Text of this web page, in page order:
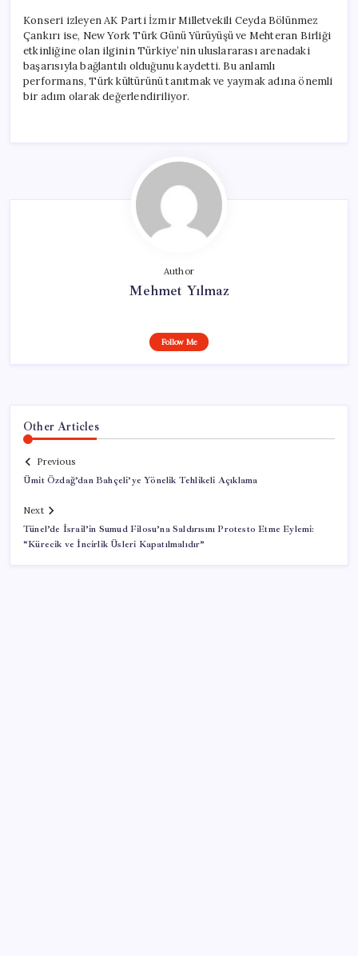
Konseri izleyen AK Parti İzmir Milletvekili Ceyda Bölünmez
Çankırı ise, New York Türk Günü Yürüyüşü ve Mehteran Birliği
etkinliğine olan ilginin Türkiye’nin uluslararası arenadaki
başarısıyla bağlantılı olduğunu kaydetti. Bu anlamlı
performans, Türk kültürünü tanıtmak ve yaymak adına önemli
bir adım olarak değerlendiriliyor.
Author
Mehmet Yılmaz
Follow Me
Other Articles
Previous
Ümit Özdağ’dan Bahçeli’ye Yönelik Tehlikeli Açıklama
Next
Tünel’de İsrail’in Sumud Filosu’na Saldırısını Protesto Etme Eylemi:
“Kürecik ve İncirlik Üsleri Kapatılmalıdır”